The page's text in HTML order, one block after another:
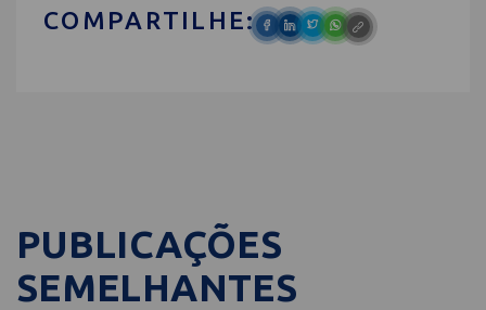
COMPARTILHE:
PUBLICAÇÕES
SEMELHANTES